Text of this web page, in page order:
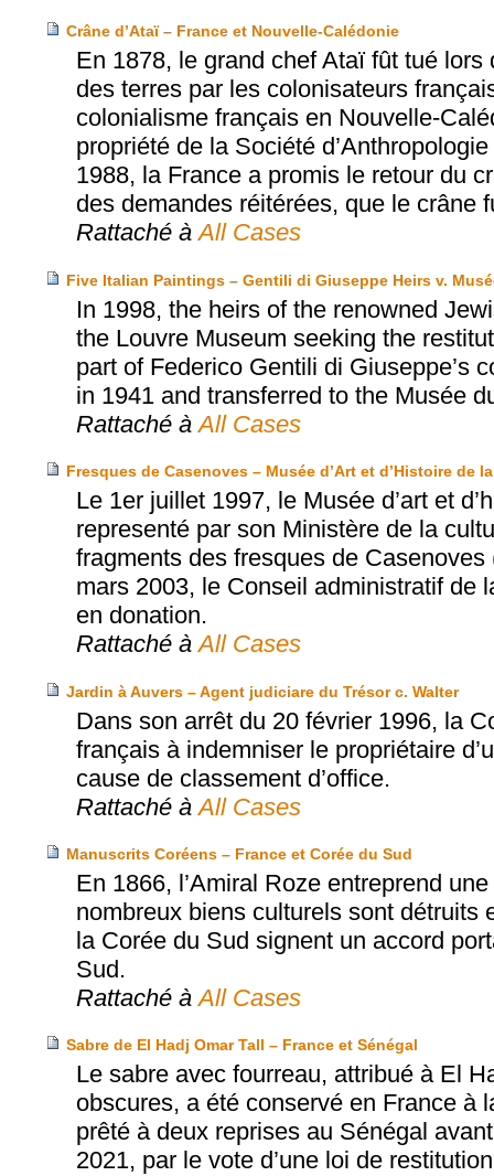
Crâne d’Ataï – France et Nouvelle-Calédonie
En 1878, le grand chef Ataï fût tué
des terres par les colonisateurs
colonialisme français en Nouvelle-
propriété de la Société
1988, la France a promis le retour du
des demandes réitérées, que le crâne
Rattaché à All Cases
Five Italian Paintings – Gentili di Giuseppe Heirs v.
In 1998, the heirs of the renowned
the Louvre Museum seeking the
part of Federico Gentili di Giuseppe’s
in 1941 and transferred to the Musée
Rattaché à All Cases
Fresques de Casenoves – Musée d’Art et d’Histoire de
Le 1er juillet 1997, le Musée d’art et
representé par son Ministère de la
fragments des fresques de
mars 2003, le Conseil administratif de
en donation.
Rattaché à All Cases
Jardin à Auvers – Agent judiciare du Trésor c. Walter
Dans son arrêt du 20 février 1996, la
français à indemniser le propriétaire
cause de classement d’office.
Rattaché à All Cases
Manuscrits Coréens – France et Corée du Sud
En 1866, l’Amiral Roze entreprend
nombreux biens culturels sont détruits
la Corée du Sud signent un accord
Sud.
Rattaché à All Cases
Sabre de El Hadj Omar Tall – France et Sénégal
Le sabre avec fourreau, attribué à El
obscures, a été conservé en France à
prêté à deux reprises au Sénégal
2021, par le vote d’une loi de